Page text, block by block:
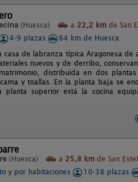
(Huesca) a 22,2 km de San
4-9 plazas
64 km de Huesca
casa de labranza típica Aragonesa
nuevos y de derribo,
distribuida en dos
y toallas. En la planta baja se
planta superior está la cocina
(Huesca) a 25,8 km de San
y por habitaciones
10-38 plazas